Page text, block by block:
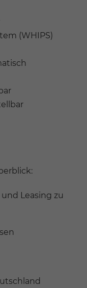
(WHIPS)
Leasing zu